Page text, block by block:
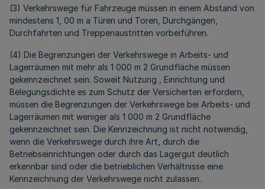
(3) Verkehrswege für Fahrzeuge müssen in einem Abstand von
mindestens 1, 00 m a Türen und Toren, Durchgängen,
Durchfahrten und Treppenaustritten vorbeiführen.
(4) Die Begrenzungen der Verkehrswege in Arbeits- und
Lagerräumen mit mehr als 1 000 m 2 Grundfläche müssen
gekennzeichnet sein. Soweit Nutzung , Einrichtung und
Belegungsdichte es zum Schutz der Versicherten erfordern,
müssen die Begrenzungen der Verkehrswege bei Arbeits- und
Lagerräumen mit weniger als 1 000 m 2 Grundfläche
gekennzeichnet sein. Die Kennzeichnung ist nicht notwendig,
wenn die Verkehrswege durch ihre Art, durch die
Betriebseinrichtungen oder durch das Lagergut deutlich
erkennbar sind oder die betrieblichen Verhältnisse eine
Kennzeichnung der Verkehrswege nicht zulassen.